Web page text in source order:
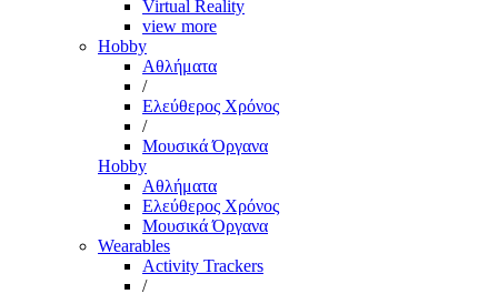
Virtual Reality
view more
Hobby
Αθλήματα
/
Ελεύθερος Χρόνος
/
Μουσικά Όργανα
Hobby
Αθλήματα
Ελεύθερος Χρόνος
Μουσικά Όργανα
Wearables
Activity Trackers
/